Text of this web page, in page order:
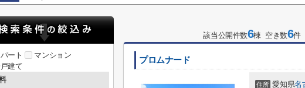
該当公開件数6棟 空き数6件
プロムナード
住所 愛知県名
ート
マンション
建て